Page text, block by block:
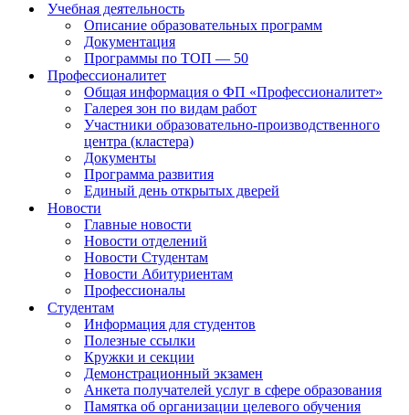
Учебная деятельность
Описание образовательных программ
Документация
Программы по ТОП — 50
Профессионалитет
Общая информация о ФП «Профессионалитет»
Галерея зон по видам работ
Участники образовательно-производственного
центра (кластера)
Документы
Программа развития
Единый день открытых дверей
Новости
Главные новости
Новости отделений
Новости Студентам
Новости Абитуриентам
Профессионалы
Студентам
Информация для студентов
Полезные ссылки
Кружки и секции
Демонстрационный экзамен
Анкета получателей услуг в сфере образования
Памятка об организации целевого обучения